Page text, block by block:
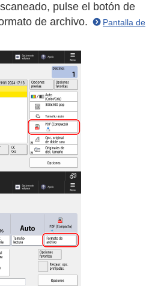
pulse el botón de
de archivo.
Pantalla de